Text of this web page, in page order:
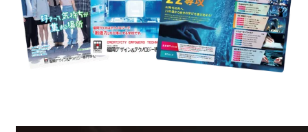
Information